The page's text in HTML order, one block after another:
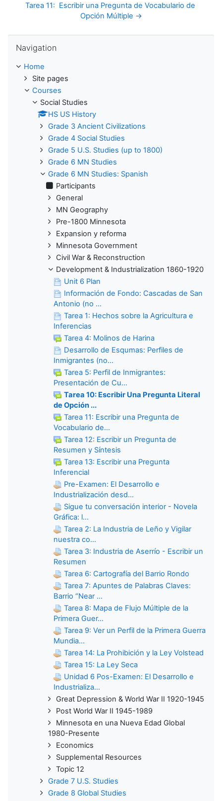
Tarea 11:  Escribir una Pregunta de Vocabulario de
Opción Múltiple →
Navigation
Home
Site pages
Courses
Social Studies
HS US History
Grade 3 Ancient Civilizations
Grade 4 Social Studies
Grade 5 U.S. Studies (up to 1800)
Grade 6 MN Studies
Grade 6 MN Studies: Spanish
Participants
General
MN Geography
Pre-1800 Minnesota
Expansion y reforma
Minnesota Government
Civil War & Reconstruction
Development & Industrialization 1860-1920
Unit 6 Plan
Información de Fondo: Cascadas de San
Antonio (no ...
Tarea 1: Hechos sobre la Agricultura e
Inferencias
Tarea 4: Molinos de Harina
Desarrollo de Esqumas: Perfiles de
Inmigrantes (no...
Tarea 5: Perfil de Inmigrantes:
Presentación de Cu...
Tarea 10: Escribir Una Pregunta Literal
de Opción ...
Tarea 11: Escribir una Pregunta de
Vocabulario de...
Tarea 12: Escribir un Pregunta de
Resumen y Síntesis
Tarea 13: Escribir una Pregunta
Inferencial
Pre-Examen: El Desarrollo e
Industrialización desd...
Sigue tu conversación interior - Novela
Gráfica: l...
Tarea 2: La Industria de Leño y Vigilar
nuestra co...
Tarea 3: Industria de Aserrío - Escribir un
Resumen
Tarea 6: Cartografía del Barrio Rondo
Tarea 7: Apuntes de Palabras Claves:
Barrio “Near ...
Tarea 8: Mapa de Flujo Múltiple de la
Primera Guer...
Tarea 9: Ver un Perfil de la Primera Guerra
Mundia...
Tarea 14: La Prohibición y la Ley Volstead
Tarea 15: La Ley Seca
Unidad 6 Pos-Examen: El Desarrollo e
Industrializa...
Great Depression & World War II 1920-1945
Post World War II 1945-1989
Minnesota en una Nueva Edad Global
1980-Presente
Economics
Supplemental Resources
Topic 12
Grade 7 U.S. Studies
Grade 8 Global Studies